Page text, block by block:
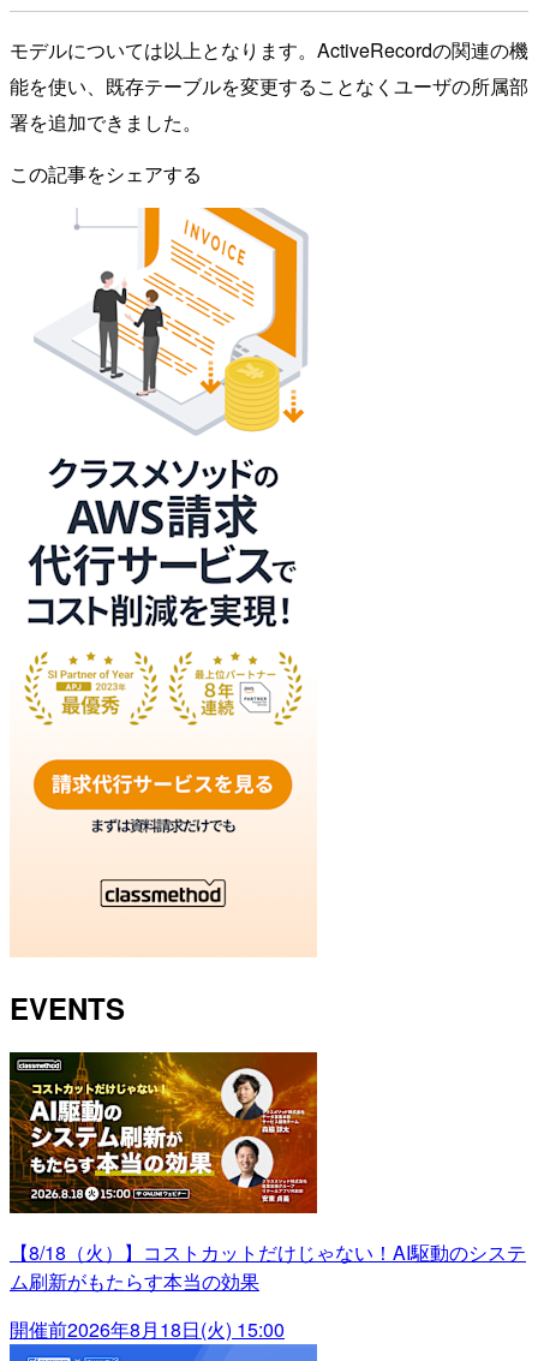
モデルについては以上となります。ActiveRecordの関連の機
能を使い、既存テーブルを変更することなくユーザの所属部
署を追加できました。
この記事をシェアする
EVENTS
【8/18（火）】コストカットだけじゃない！AI駆動のシステ
ム刷新がもたらす本当の効果
開催前2026年8月18日(火) 15:00